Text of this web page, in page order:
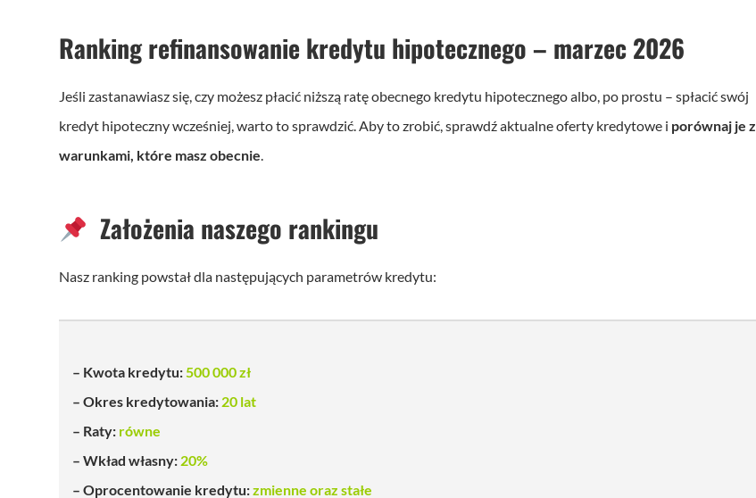
Ranking refinansowanie kredytu hipotecznego – marzec 2026
Jeśli zastanawiasz się, czy możesz płacić niższą ratę obecnego kredytu hipotecznego albo, po prostu – spłacić swój
kredyt hipoteczny wcześniej, warto to sprawdzić. Aby to zrobić, sprawdź aktualne oferty kredytowe i porównaj je z
warunkami, które masz obecnie.
Założenia naszego rankingu
Nasz ranking powstał dla następujących parametrów kredytu:
– Kwota kredytu:500 000 zł
– Okres kredytowania: 20 lat
– Raty: równe
– Wkład własny: 20%
– Oprocentowanie kredytu:zmienne oraz stałe